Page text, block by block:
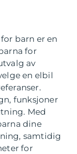
barn er en
for
av
en elbil
funksjoner
Med
dine
samtidig
for